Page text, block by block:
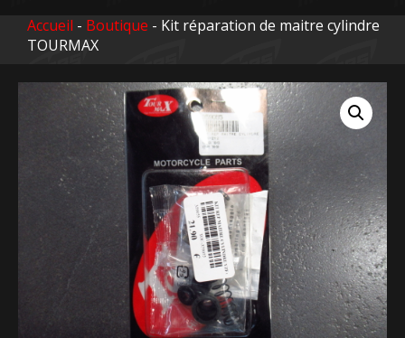
Accueil - Boutique - Kit réparation de maitre cylindre
TOURMAX